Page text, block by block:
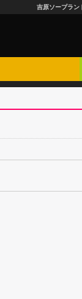
吉原ソープラン